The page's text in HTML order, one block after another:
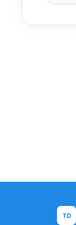
TD